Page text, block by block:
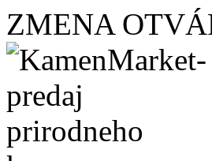
ZMENA